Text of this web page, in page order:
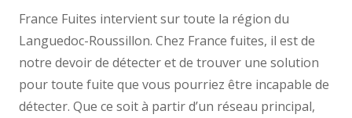
France Fuites intervient sur toute la région du
Languedoc-Roussillon. Chez France fuites, il est de
notre devoir de détecter et de trouver une solution
pour toute fuite que vous pourriez être incapable de
détecter. Que ce soit à partir d’un réseau principal,